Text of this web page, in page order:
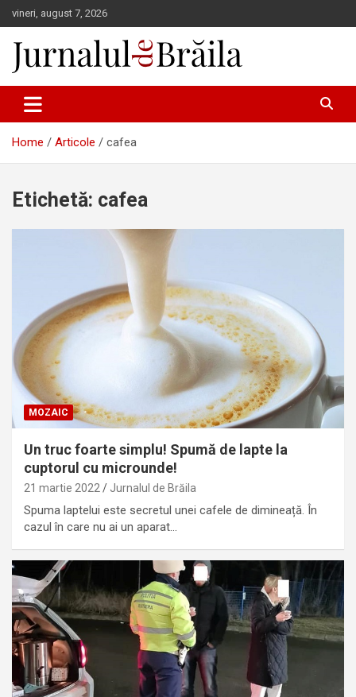
Skip
to
content
vineri, august 7, 2026
Jurnalul de Brăila
Home Articole cafea
Etichetă: cafea
MOZAIC
Un truc foarte simplu! Spumă de lapte la
cuptorul cu microunde!
21 martie 2022 Jurnalul de Brăila
Spuma laptelui este secretul unei cafele de dimineață. În
cazul în care nu ai un aparat…